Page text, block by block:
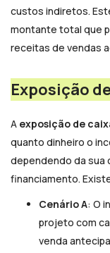
custos indiretos.
montante total que
receitas de vendas
Exposição
A exposição de
quanto dinheiro o
dependendo da sua
financiamento.
Cenário A: O
projeto com
venda